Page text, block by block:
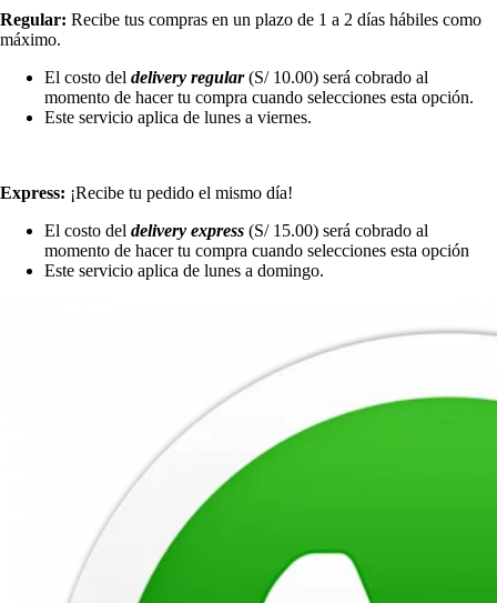
Regular: Recibe tus compras en un plazo de 1 a 2 días hábiles como
máximo.
El costo del delivery regular(S/ 10.00) será cobrado al
momento de hacer tu compra cuando selecciones esta opción.
Este servicio aplica de lunes a viernes.
Express: ¡Recibe tu pedido el mismo día!
El costo del delivery express (S/ 15.00) será cobrado al
momento de hacer tu compra cuando selecciones esta opción
Este servicio aplica de lunes a domingo.